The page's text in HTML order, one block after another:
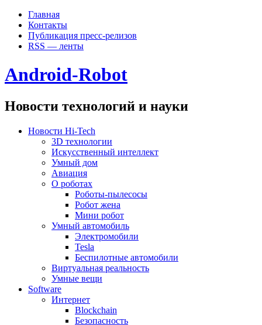
Главная
Контакты
Публикация пресс-релизов
RSS — ленты
Android-Robot
Новости технологий и науки
Новости Hi-Tech
3D технологии
Искусственный интеллект
Умный дом
Авиация
О роботах
Роботы-пылесосы
Робот жена
Мини робот
Умный автомобиль
Электромобили
Tesla
Беспилотные автомобили
Виртуальная реальность
Умные вещи
Software
Интернет
Blockchain
Безопасность